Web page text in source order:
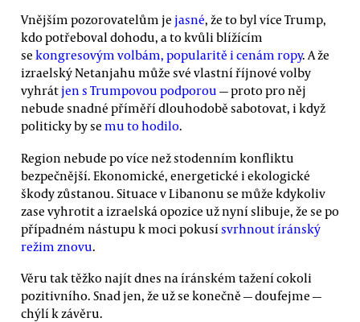
Vnějším pozorovatelům je jasné, že to byl více Trump,
kdo potřeboval dohodu, a to kvůli blížícím
se kongresovým volbám, popularitě i cenám ropy. A že
izraelský Netanjahu může své vlastní říjnové volby
vyhrátjen s Trumpovou podporou — proto pro něj
nebude snadné příměří dlouhodobě sabotovat, i když
politicky by se mu to hodilo.
Region nebude po více než stodenním konfliktu
bezpečnější. Ekonomické, energetické i ekologické
škody zůstanou. Situace v Libanonu se může kdykoliv
zase vyhrotit a izraelská opozice už nyní slibuje, že se po
případném nástupu k moci pokusí svrhnout íránský
režim znovu.
Věru tak těžko najít dnes na íránském tažení cokoli
pozitivního. Snad jen, že už se konečně — doufejme —
chýlí k závěru.